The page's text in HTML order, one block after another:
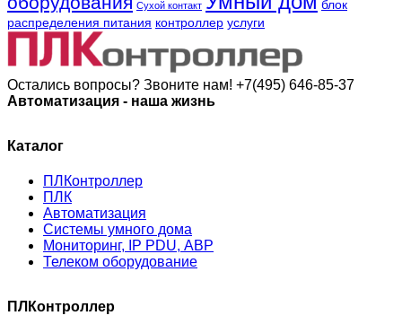
Сухой контакт
блок
распределения питания контроллер услуги
Остались вопросы? Звоните нам! +7(495) 646-85-37
Автоматизация - наша жизнь
Каталог
ПЛКонтроллер
ПЛК
Автоматизация
Системы умного дома
Мониторинг, IP PDU, АВР
Телеком оборудование
ПЛКонтроллер